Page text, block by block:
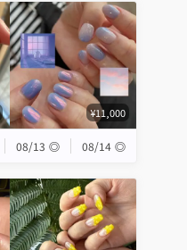
¥11,000
08/13 ◎ 08/14 ◎